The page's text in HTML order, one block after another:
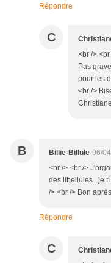
Répondre
C
<br />
Pas
pour les
<br />
B Billie-Billule 06/
<br /> <br />
des libellules...je
/> <br /> Bon
Répondre
C